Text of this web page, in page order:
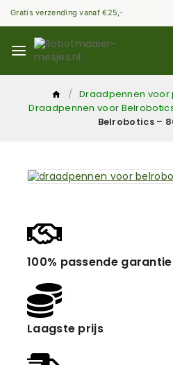
Gratis verzending vanaf €25,-
/ Draadpennen
Draadpennen voor
Belrobotics –
100% passende garantie
Laagste prijs